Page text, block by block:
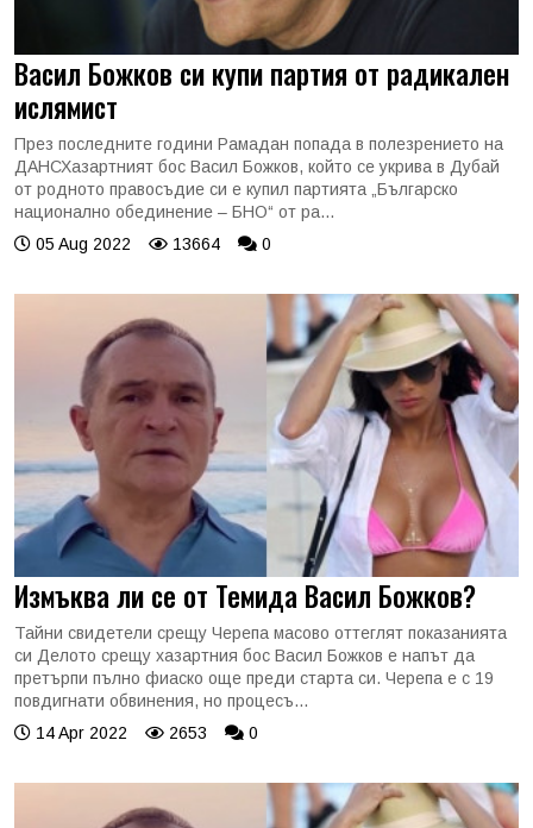
Васил Божков си купи партия от радикален
ислямист
През последните години Рамадан попада в полезрението на
ДАНСХазартният бос Васил Божков, който се укрива в Дубай
от родното правосъдие си е купил партията „Българско
национално обединение – БНО“ от ра...
05 Aug 2022
13664 0
Измъква ли се от Темида Васил Божков?
Тайни свидетели срещу Черепа масово оттеглят показанията
си Делото срещу хазартния бос Васил Божков е напът да
претърпи пълно фиаско още преди старта си. Черепа е с 19
повдигнати обвинения, но процесъ...
14 Apr 2022
2653 0